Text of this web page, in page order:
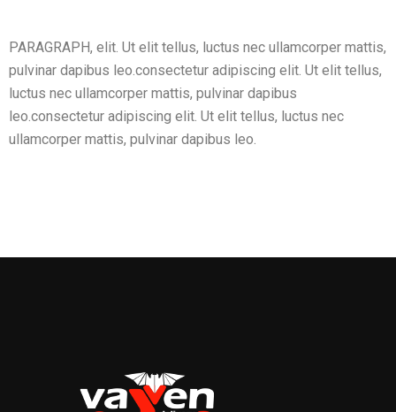
PARAGRAPH, elit. Ut elit tellus, luctus nec ullamcorper mattis,
pulvinar dapibus leo.consectetur adipiscing elit. Ut elit tellus,
luctus nec ullamcorper mattis, pulvinar dapibus
leo.consectetur adipiscing elit. Ut elit tellus, luctus nec
ullamcorper mattis, pulvinar dapibus leo.